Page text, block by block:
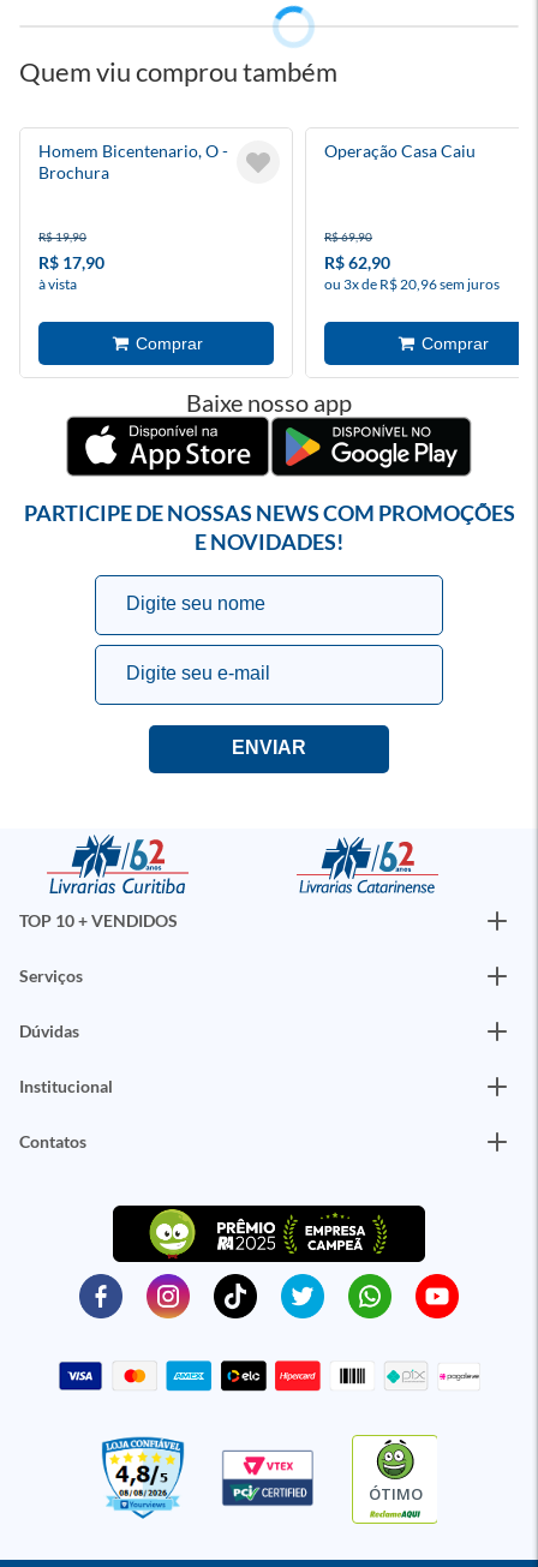
Quem viu comprou também
Homem Bicentenario, O -
Brochura
R$ 19,90
R$ 17,90
à vista
Operação Casa Caiu
R$ 69,90
R$ 62,90
ou 3x de R$ 20,96 sem juros
Baixe nosso app
PARTICIPE DE NOSSAS NEWS COM PROMOÇÕES
E NOVIDADES!
TOP 10 + VENDIDOS
Serviços
Dúvidas
Institucional
Contatos
ÓTIMO